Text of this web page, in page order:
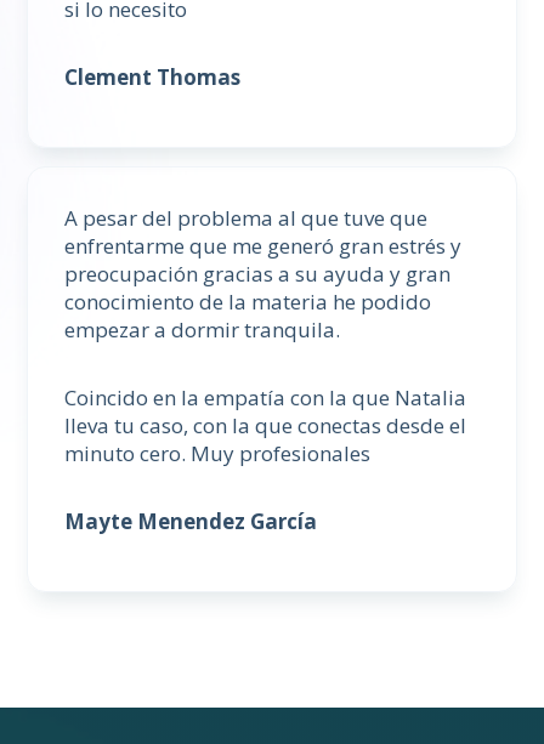
si lo necesito
Clement Thomas
A pesar del problema al que tuve que
enfrentarme que me generó gran estrés y
preocupación gracias a su ayuda y gran
conocimiento de la materia he podido
empezar a dormir tranquila.
Coincido en la empatía con la que Natalia
lleva tu caso, con la que conectas desde el
minuto cero. Muy profesionales
Mayte Menendez García